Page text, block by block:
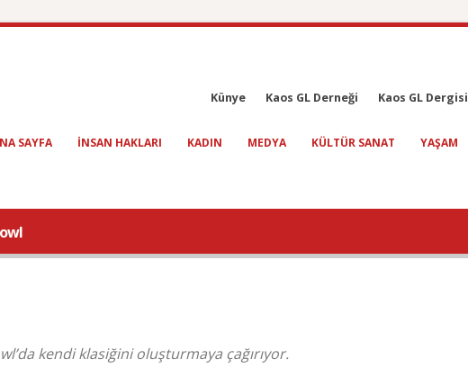
Künye Kaos GL Derneği Kaos GL Dergisi
SAYFA INSAN HAKLARI KADIN MEDYA KÜLTÜR SANAT YAŞAM
kendi klasiğini oluşturmaya çağırıyor.